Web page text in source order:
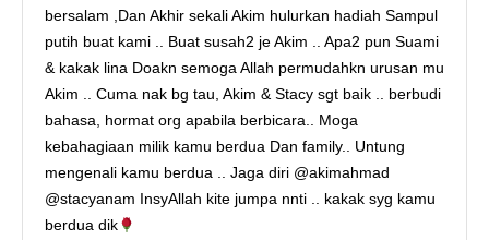
bersalam ,Dan Akhir sekali Akim hulurkan hadiah Sampul
putih buat kami .. Buat susah2 je Akim .. Apa2 pun Suami
& kakak lina Doakn semoga Allah permudahkn urusan mu
Akim .. Cuma nak bg tau, Akim & Stacy sgt baik .. berbudi
bahasa, hormat org apabila berbicara.. Moga
kebahagiaan milik kamu berdua Dan family.. Untung
mengenali kamu berdua .. Jaga diri @akimahmad
@stacyanam InsyAllah kite jumpa nnti .. kakak syg kamu
berdua dik